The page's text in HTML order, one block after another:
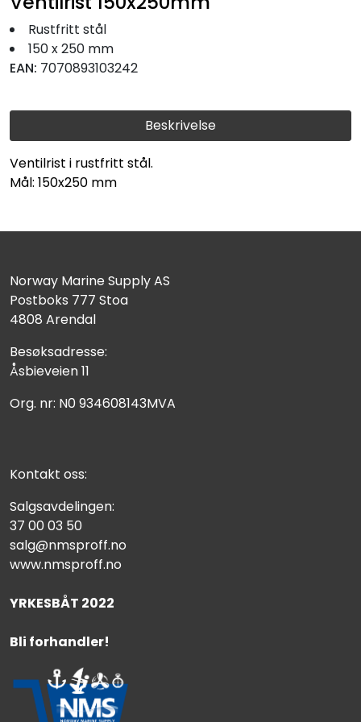
Beskrivelse
Ventilrist i rustfritt stål.
Mål: 150x250 mm
Rustfritt stål
150 x 250 mm
EAN: 7070893103242
Norway Marine Supply AS
Postboks 777 Stoa
4808 Arendal
Besøksadresse:
Åsbieveien 11
Org. nr: N0 934608143MVA
Kontakt oss:
Salgsavdelingen:
37 00 03 50
salg@nmsproff.no
www.nmsproff.no
YRKESBÅT 2022
Bli forhandler!
Fritid/Sikkerhet